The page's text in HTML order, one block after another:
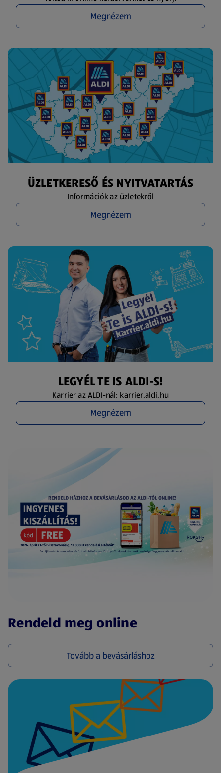
Megnézem
ÜZLETKERESŐ ÉS NYITVATARTÁS
Információk az üzletekről
Megnézem
LEGYÉL TE IS ALDI-S!
Karrier az ALDI-nál: karrier.aldi.hu
Megnézem
Rendeld meg online
Tovább a bevásárláshoz
(új oldalon nyílik meg)